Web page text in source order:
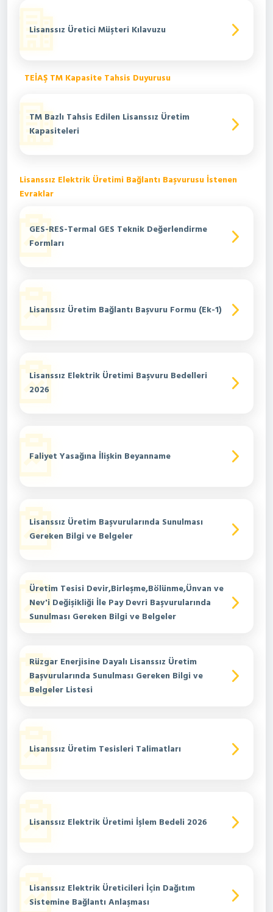
Lisanssız Üretici Müşteri Kılavuzu
TEİAŞ TM Kapasite Tahsis Duyurusu
TM Bazlı Tahsis Edilen Lisanssız Üretim
Kapasiteleri
Lisanssız Elektrik Üretimi Bağlantı Başvurusu İstenen
Evraklar
GES-RES-Termal GES Teknik Değerlendirme
Formları
Lisanssız Üretim Bağlantı Başvuru Formu (Ek-1)
Lisanssız Elektrik Üretimi Başvuru Bedelleri
2026
Faliyet Yasağına İlişkin Beyanname
Lisanssız Üretim Başvurularında Sunulması
Gereken Bilgi ve Belgeler
Üretim Tesisi Devir,Birleşme,Bölünme,Ünvan ve
Nev'i Değişikliği İle Pay Devri Başvurularında
Sunulması Gereken Bilgi ve Belgeler
Rüzgar Enerjisine Dayalı Lisanssız Üretim
Başvurularında Sunulması Gereken Bilgi ve
Belgeler Listesi
Lisanssız Üretim Tesisleri Talimatları
Lisanssız Elektrik Üretimi İşlem Bedeli 2026
Lisanssız Elektrik Üreticileri İçin Dağıtım
Sistemine Bağlantı Anlaşması